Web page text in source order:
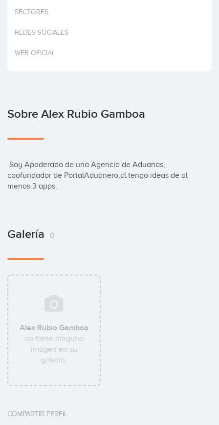
Invertir
SECTORES
REDES SOCIALES
WEB OFICIAL
Sobre Alex Rubio Gamboa
coofundador de PortalAduanero.cl tengo ideas de al
menos 3 apps.
Galería 0
Alex Rubio Gamboa
no tiene ninguna
imágen en su
galería.
COMPARTIR PERFIL